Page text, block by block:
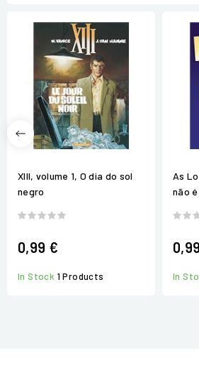
XIII, volume 1, O dia do sol
negro
0,99 €
In Stock 1 Products
As
não
In